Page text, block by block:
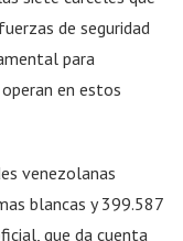
de seguridad
para
en estos
venezolanas
blancas y 399.587
que da cuenta